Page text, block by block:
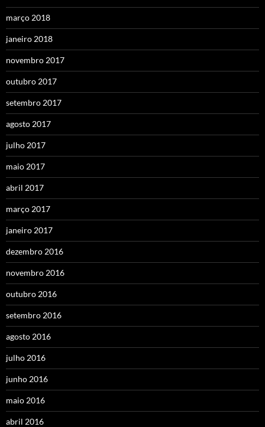
março 2018
janeiro 2018
novembro 2017
outubro 2017
setembro 2017
agosto 2017
julho 2017
maio 2017
abril 2017
março 2017
janeiro 2017
dezembro 2016
novembro 2016
outubro 2016
setembro 2016
agosto 2016
julho 2016
junho 2016
maio 2016
abril 2016